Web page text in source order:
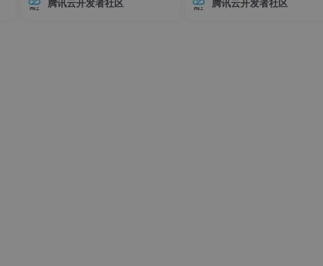
中，连接器版本管理常常让开发者头疼
腾讯云开发者社区
环境前，请确保你的系统满足以下要
腾讯云开发者社区